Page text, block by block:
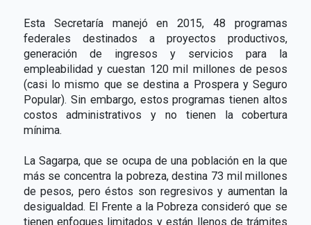
Esta Secretaría manejó en 2015, 48 programas
federales destinados a proyectos productivos,
generación de ingresos y servicios para la
empleabilidad y cuestan 120 mil millones de pesos
(casi lo mismo que se destina a Prospera y Seguro
Popular). Sin embargo, estos programas tienen altos
costos administrativos y no tienen la cobertura
mínima.
La Sagarpa, que se ocupa de una población en la que
más se concentra la pobreza, destina 73 mil millones
de pesos, pero éstos son regresivos y aumentan la
desigualdad. El Frente a la Pobreza consideró que se
tienen enfoques limitados y están llenos de trámites